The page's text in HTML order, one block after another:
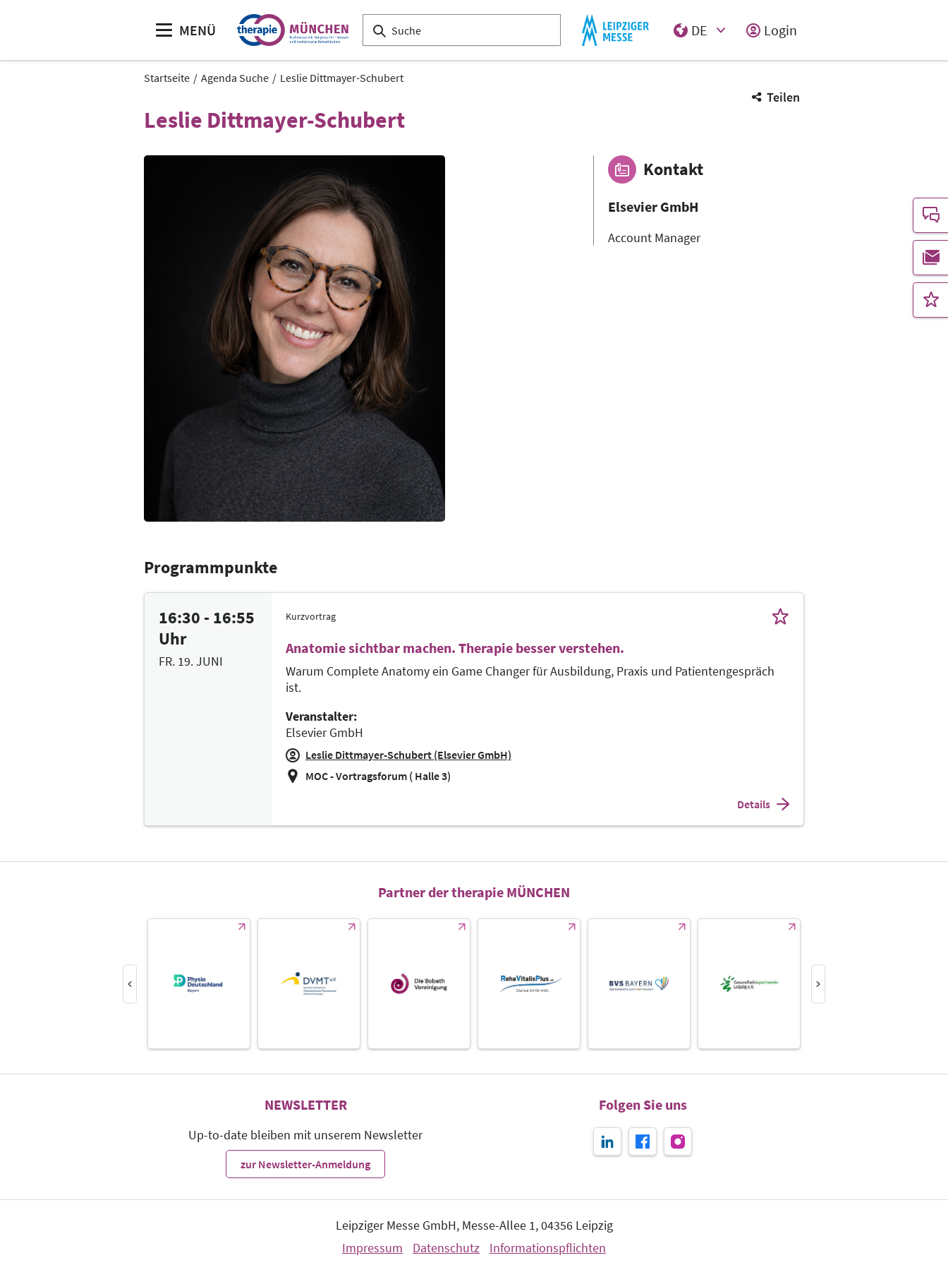
MENÜ
DE
Login
Startseite Agenda Suche Leslie Dittmayer-Schubert
Teilen
Leslie Dittmayer-Schubert
Kontakt
Elsevier GmbH
Account Manager
Programmpunkte
16:30 - 16:55
Uhr
FR. 19. JUNI
Kurzvortrag
Anatomie sichtbar machen. Therapie besser verstehen.
Warum Complete Anatomy ein Game Changer für Ausbildung, Praxis und Patientengespräch
ist.
Veranstalter:
Elsevier GmbH
Leslie Dittmayer-Schubert (Elsevier GmbH)
MOC - Vortragsforum ( Halle 3)
Details
Partner der therapie MÜNCHEN
NEWSLETTER
Up-to-date bleiben mit unserem Newsletter
zur Newsletter-Anmeldung
Folgen Sie uns
Leipziger Messe GmbH, Messe-Allee 1, 04356 Leipzig
Impressum
Datenschutz
Informationspflichten